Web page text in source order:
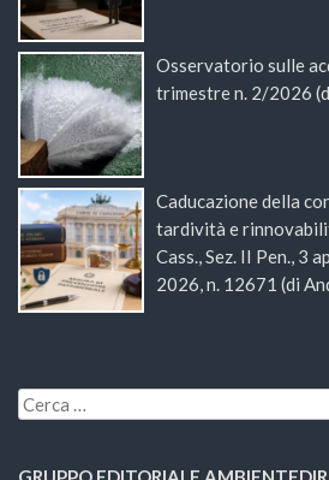
Osservatorio sulle
trimestre n. 2/2026
Caducazione della
tardività e
Cass., Sez. II Pen., 3
2026, n. 12671 (di